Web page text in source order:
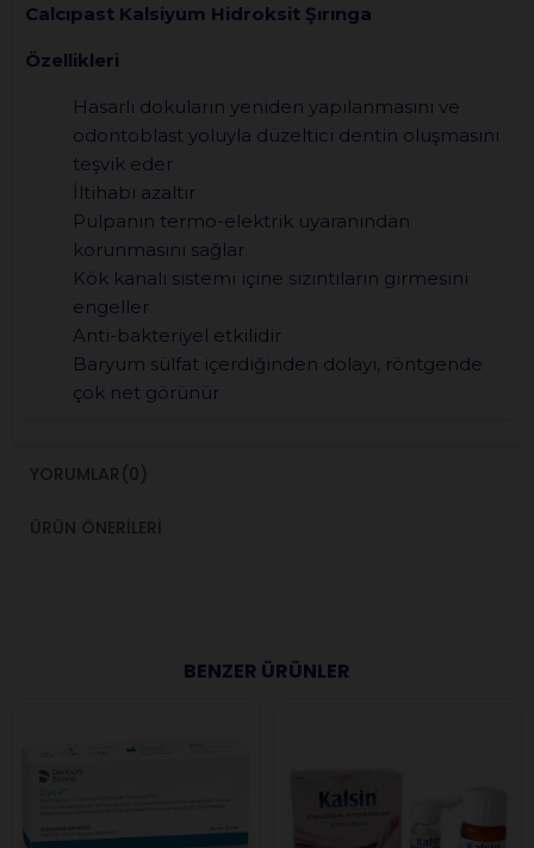
Calcıpast Kalsiyum Hidroksit Şırınga
Özellikleri
Hasarlı dokuların yeniden yapılanmasını ve
odontoblast yoluyla düzeltici dentin oluşmasını
teşvik eder
İltihabı azaltır
Pulpanın termo-elektrik uyaranından
korunmasını sağlar
Kök kanalı sistemi içine sızıntıların girmesini
engeller
Anti-bakteriyel etkilidir
Baryum sülfat içerdiğinden dolayı, röntgende
çok net görünür
YORUMLAR (0)
ÜRÜN ÖNERILERI
BENZER ÜRÜNLER